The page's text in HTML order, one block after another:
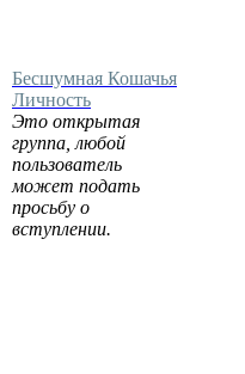
Бесшумная Кошачья
Личность
Это открытая
группа, любой
пользователь
может подать
просьбу о
вступлении.